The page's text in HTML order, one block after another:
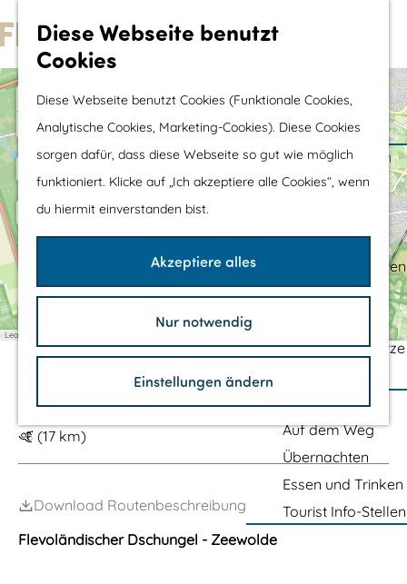
Diese Webseite benutzt
Cookies
Diese Webseite benutzt Cookies (Funktionale Cookies,
Analytische Cookies, Marketing-Cookies). Diese Cookies
sorgen dafür, dass diese Webseite so gut wie möglich
funktioniert. Klicke auf „Ich akzeptiere alle Cookies“, wenn
du hiermit einverstanden bist.
Akzeptiere alles
Nur notwendig
Einstellungen ändern
e
h
e
n
S
i
z
u
r
Shopping
Die schönsten Routen
Wandern
Rennradfahren
Schaluppenfahren
Mountainbiking
Fahrradrastplätze
Ihren Besuch Planen
Auf dem Weg
Übernachten
Essen und Trinken
Tourist Info-Stellen
a
d
d
e
1
2
+
−
Leaflet
MTB-ROUTE ZEEWOLDE
(17 km)
Download Routenbeschreibung
Flevoländischer Dschungel - Zeewolde